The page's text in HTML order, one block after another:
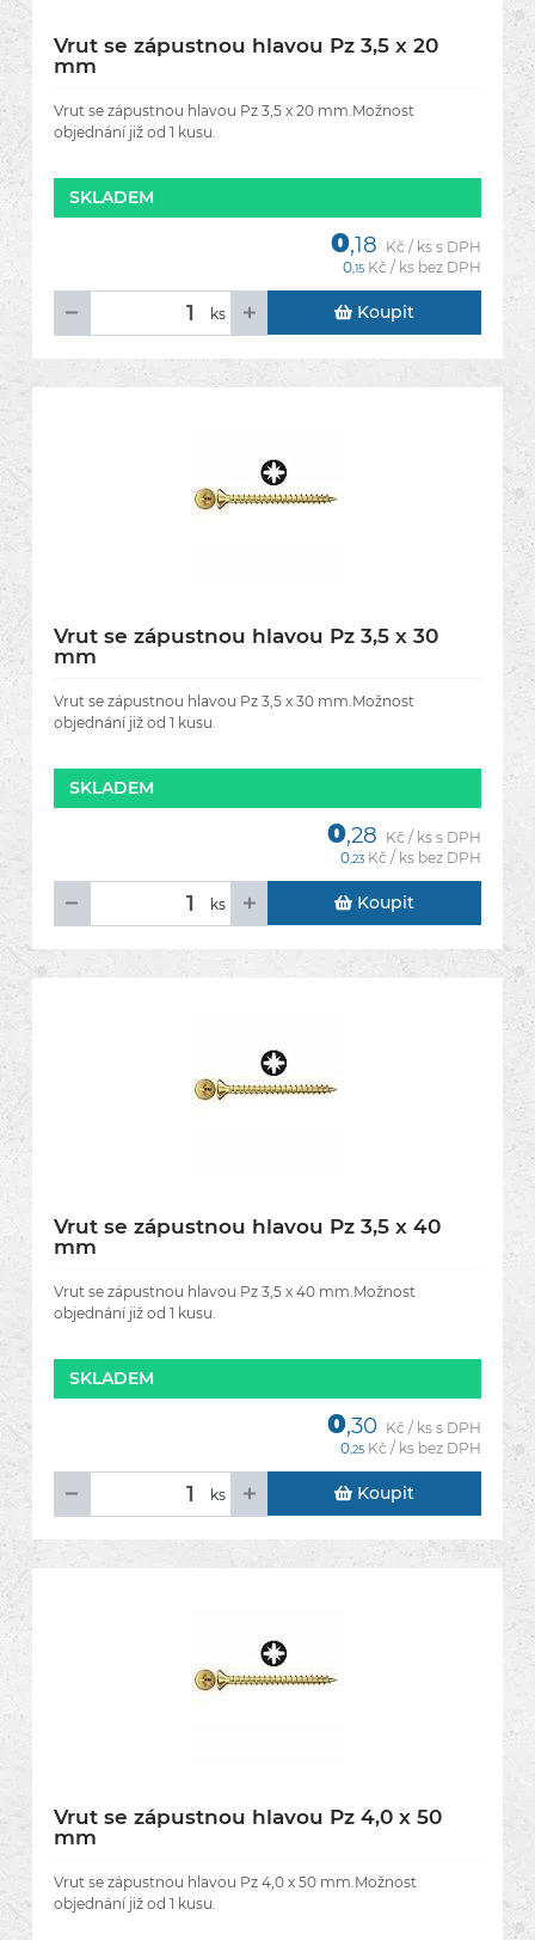
Vrut se zápustnou hlavou Pz 3,5 x 20
mm
Vrut se zápustnou hlavou Pz 3,5 x 20 mm.Možnost
objednání již od 1 kusu.
SKLADEM
0,18 Kč / ks s DPH
0,15 Kč / ks bez DPH
ks Koupit
Vrut se zápustnou hlavou Pz 3,5 x 30
mm
Vrut se zápustnou hlavou Pz 3,5 x 30 mm.Možnost
objednání již od 1 kusu.
SKLADEM
0,28 Kč / ks s DPH
0,23 Kč / ks bez DPH
ks Koupit
Vrut se zápustnou hlavou Pz 3,5 x 40
mm
Vrut se zápustnou hlavou Pz 3,5 x 40 mm.Možnost
objednání již od 1 kusu.
SKLADEM
0,30 Kč / ks s DPH
0,25 Kč / ks bez DPH
ks Koupit
Vrut se zápustnou hlavou Pz 4,0 x 50
mm
Vrut se zápustnou hlavou Pz 4,0 x 50 mm.Možnost
objednání již od 1 kusu.